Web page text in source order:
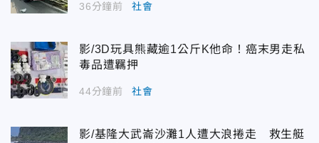
36分鐘前 社會
影/3D玩具熊藏逾1公斤K他命！癌末男走私
毒品遭羈押
44分鐘前 社會
影/基隆大武崙沙灘1人遭大浪捲走 救生艇